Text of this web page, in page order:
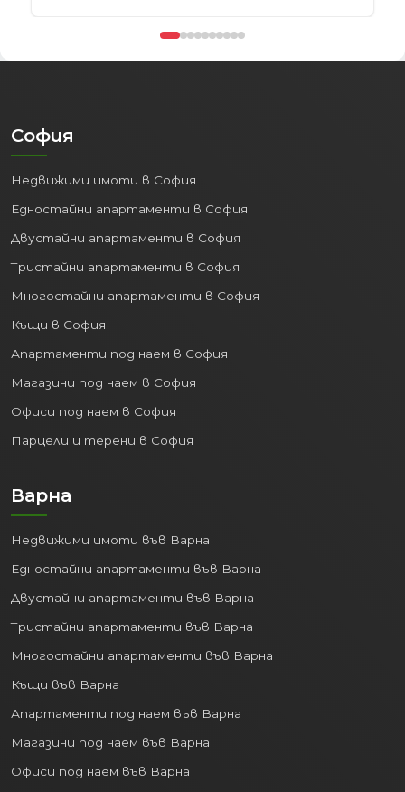
Добре развита пътна мрежа:
до други големи градове и курорти
в страната.
2. Процъфтяваща
икономика и пазар на труда:
Варна е важен икономически двигател
за Североизточна България. Силно
Туризъм: Дългите плажни ивици,
Св. Св. Константин и Елена) и
богатият културен живот
утвърждава като водещ център за
изнесени бизнес услуги.
Транспорт и Логистика:
Благодарение на пристанището и
Образование:Няколко
университета и колежи привличат
студенти от цялата страна и
Стабилната икономика генерира
София
Недвижими имоти в София
Едностайни апартаменти в София
Двустайни апартаменти в София
Тристайни апартаменти в София
Многостайни апартаменти в София
Къщи в София
Апартаменти под наем в София
Магазини под наем в София
Офиси под наем в София
Парцели и терени в София
Варна
Недвижими имоти във Варна
Едностайни апартаменти във Варна
Двустайни апартаменти във Варна
Тристайни апартаменти във Варна
Многостайни апартаменти във Варна
Къщи във Варна
Апартаменти под наем във Варна
Магазини под наем във Варна
Офиси под наем във Варна